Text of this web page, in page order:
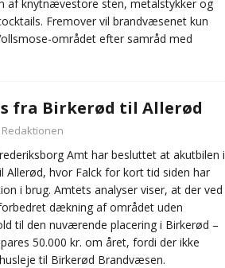
af knytnævestore sten, metalstykker og
Fremover vil brandvæsenet kun
området efter samråd med
fra Birkerød til Allerød
Redaktionen
Amt har besluttet at akutbilen i
Allerød, hvor Falck for kort tid siden har
i brug. Amtets analyser viser, at der ved
dækning af området uden
til den nuværende placering i Birkerød –
50.000 kr. om året, fordi der ikke
til Birkerød Brandvæsen.